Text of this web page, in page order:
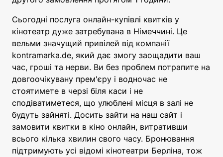
Сьогодні послуга онлайн-купівлі квитків у
кінотеатр дуже затребувана в Німеччині. Це
вельми значущий привілей від компанії
kontramarka.de, який дає змогу заощадити ваш
час, гроші та нерви. Ви без проблем потрапите на
довгоочікувану прем'єру і водночас не
стоятимете в черзі біля каси і не
сподіватиметеся, що улюблені місця в залі не
будуть зайняті. Досить зайти на наш сайт і
замовити квитки в кіно онлайн, витративши
всього кілька хвилин свого часу. Бронювання
підтримують усі відомі кінотеатри Берліна, тож